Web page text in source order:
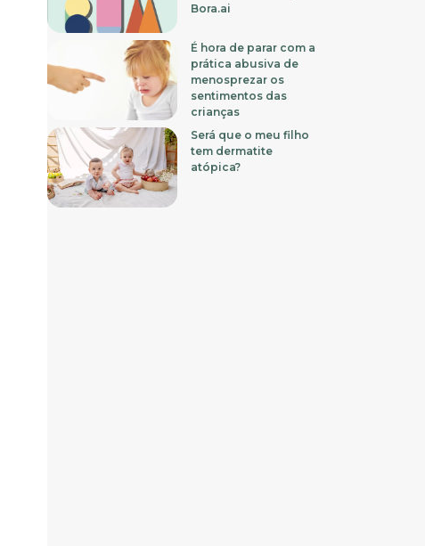
Bora.ai
É hora de parar com a
prática abusiva de
menosprezar os
sentimentos das
crianças
Será que o meu filho
tem dermatite
atópica?